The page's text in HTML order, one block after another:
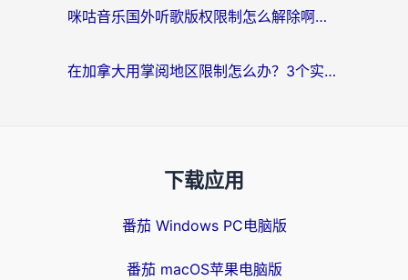
咪咕音乐国外听歌版权限制怎么解除啊？海外党亲测有效的回国加速方案
在加拿大用掌阅地区限制怎么办？3个实用技巧帮你轻松解决（附海外华人必备工具）
下载应用
番茄 Windows PC电脑版
番茄 macOS苹果电脑版